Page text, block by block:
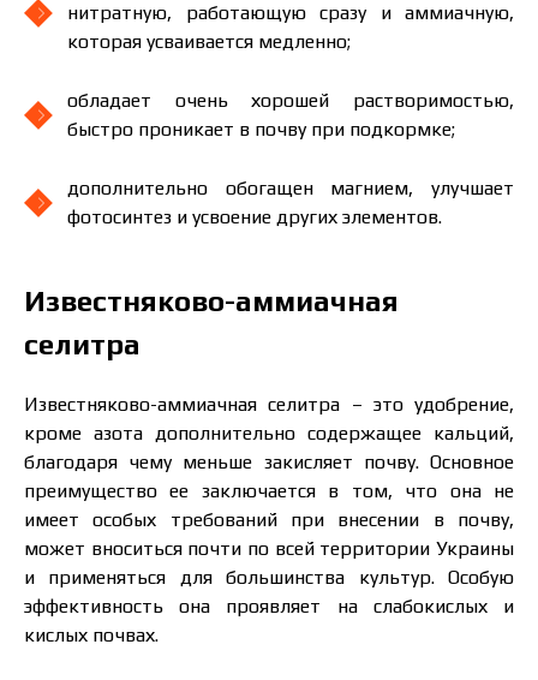
нитратную, работающую сразу и аммиачную,
которая усваивается медленно;
обладает очень хорошей растворимостью,
быстро проникает в почву при подкормке;
дополнительно обогащен магнием, улучшает
фотосинтез и усвоение других элементов.
Известняково-аммиачная
селитра
Известняково-аммиачная селитра – это удобрение,
кроме азота дополнительно содержащее кальций,
благодаря чему меньше закисляет почву. Основное
преимущество ее заключается в том, что она не
имеет особых требований при внесении в почву,
может вноситься почти по всей территории Украины
и применяться для большинства культур. Особую
эффективность она проявляет на слабокислых и
кислых почвах.